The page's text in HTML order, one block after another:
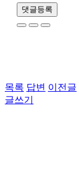
댓글등록
목록 답변 이전글
글쓰기